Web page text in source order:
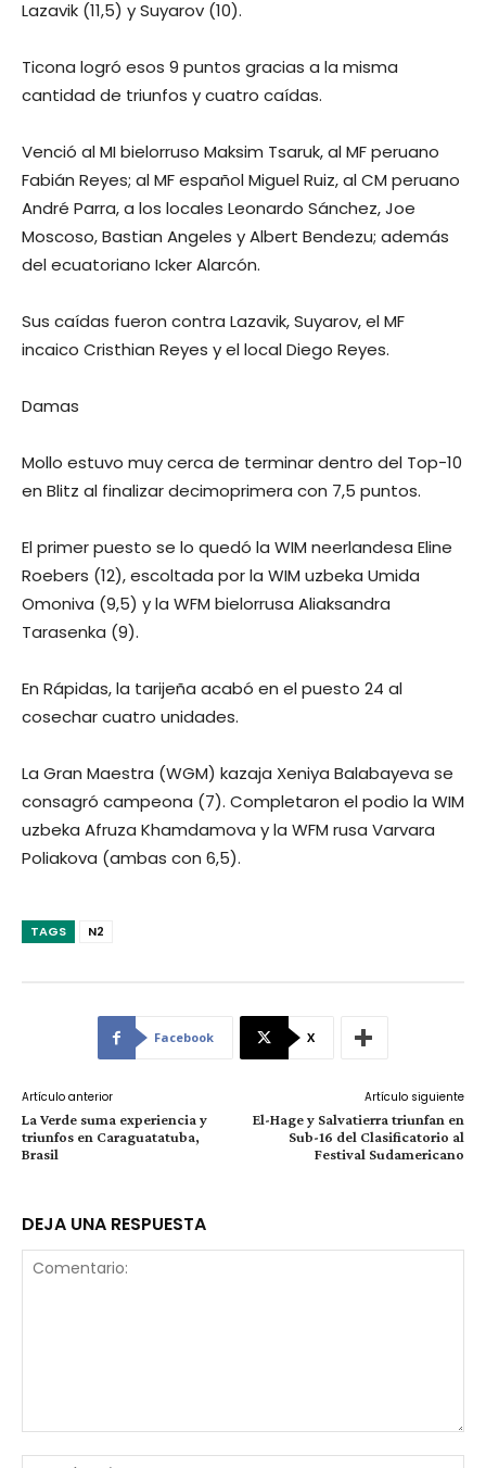
Lazavik (11,5) y Suyarov (10).
Ticona logró esos 9 puntos gracias a la misma
cantidad de triunfos y cuatro caídas.
Venció al MI bielorruso Maksim Tsaruk, al MF peruano
Fabián Reyes; al MF español Miguel Ruiz, al CM peruano
André Parra, a los locales Leonardo Sánchez, Joe
Moscoso, Bastian Angeles y Albert Bendezu; además
del ecuatoriano Icker Alarcón.
Sus caídas fueron contra Lazavik, Suyarov, el MF
incaico Cristhian Reyes y el local Diego Reyes.
Damas
Mollo estuvo muy cerca de terminar dentro del Top-10
en Blitz al finalizar decimoprimera con 7,5 puntos.
El primer puesto se lo quedó la WIM neerlandesa Eline
Roebers (12), escoltada por la WIM uzbeka Umida
Omoniva (9,5) y la WFM bielorrusa Aliaksandra
Tarasenka (9).
En Rápidas, la tarijeña acabó en el puesto 24 al
cosechar cuatro unidades.
La Gran Maestra (WGM) kazaja Xeniya Balabayeva se
consagró campeona (7). Completaron el podio la WIM
uzbeka Afruza Khamdamova y la WFM rusa Varvara
Poliakova (ambas con 6,5).
TAGS N2
Facebook X
Artículo anterior
La Verde suma experiencia y
triunfos en Caraguatatuba,
Brasil
Artículo siguiente
El-Hage y Salvatierra triunfan en
Sub-16 del Clasificatorio al
Festival Sudamericano
DEJA UNA RESPUESTA